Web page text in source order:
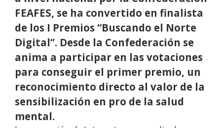
FEAFES, se ha convertido en finalista
de los I Premios “Buscando el Norte
Digital”. Desde la Confederación se
anima a participar en las votaciones
para conseguir el primer premio, un
reconocimiento directo al valor de la
sensibilización en pro de la salud
mental.